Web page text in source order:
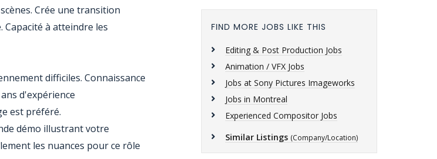
Crée une transition
Capacité à atteindre les
difficiles. Connaissance
d'expérience
est préféré.
démo illustrant votre
les nuances pour ce rôle
FIND MORE JOBS LIKE THIS
Editing & Post Production Jobs
Animation / VFX Jobs
Jobs at Sony Pictures Imageworks
Jobs in Montreal
Experienced Compositor Jobs
Similar Listings (Company/Location)